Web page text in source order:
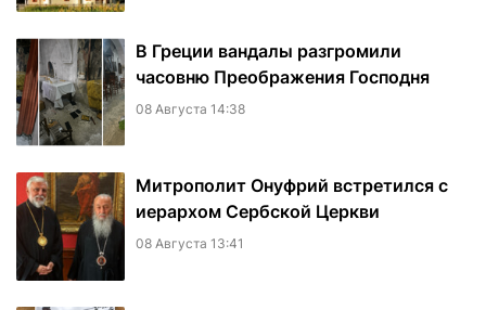
В Греции вандалы разгромили
часовню Преображения Господня
08 Августа 14:38
Митрополит Онуфрий встретился с
иерархом Сербской Церкви
08 Августа 13:41